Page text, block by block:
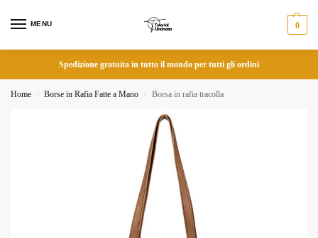
MENU 0
Spedizione gratuita in tutto il mondo per tutti gli ordini
Home / Borse in Rafia Fatte a Mano / Borsa in rafia tracolla